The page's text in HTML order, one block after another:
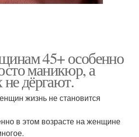
45+ особенно
маникюр, а
не дёргают.
жизнь не становится
в этом возрасте на женщине